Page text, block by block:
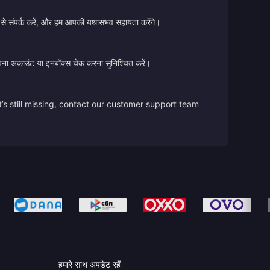
से संपर्क करें, और हम आपकी यथासंभव सहायता करेंगे।
अकाउंट या इनबॉक्स चेक करना सुनिश्चित करें।
still missing, contact our customer support team
हमारे साथ अपडेट रहें